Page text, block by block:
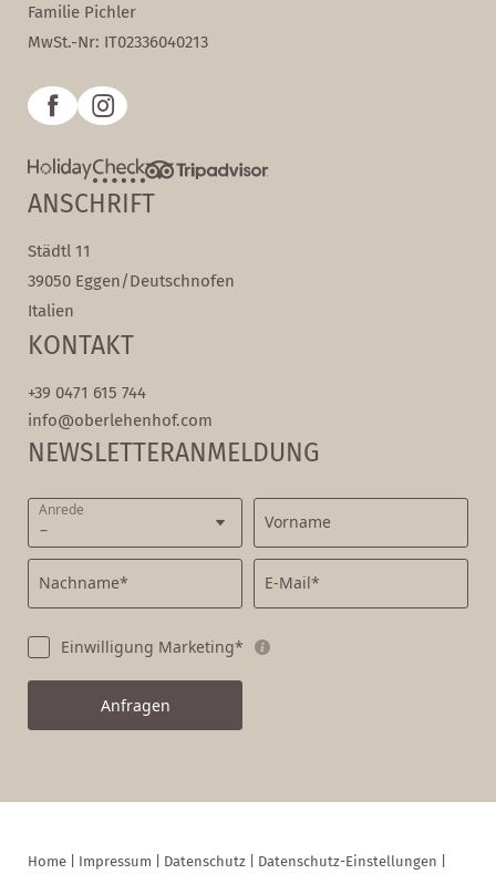
Familie Pichler
MwSt.-Nr: IT02336040213
ANSCHRIFT
Städtl 11
39050 Eggen/Deutschnofen
Italien
KONTAKT
+39 0471 615 744
info@oberlehenhof.com
NEWSLETTERANMELDUNG
Anrede
Vorname
Nachname* E-Mail*
Einwilligung Marketing*
Anfragen
Home Impressum Datenschutz Datenschutz-Einstellungen